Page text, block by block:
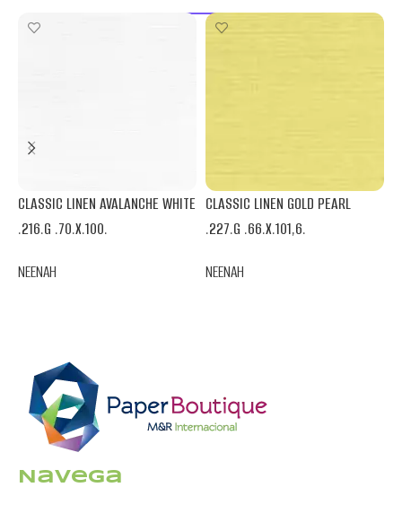
CLASSIC LINEN AVALANCHE WHITE
.216.G .70.X.100.
NEENAH
CLASSIC LINEN GOLD PEARL
.227.G .66.X.101,6.
NEENAH
Navega